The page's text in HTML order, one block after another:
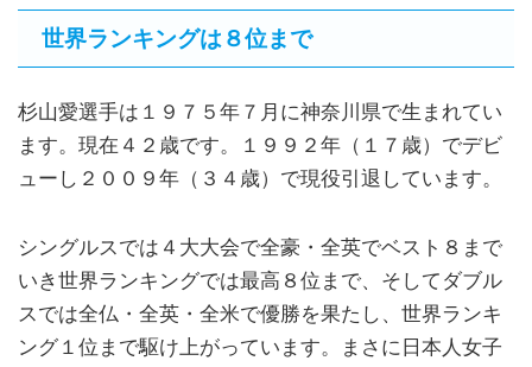
世界ランキングは８位まで
杉山愛選手は１９７５年７月に神奈川県で生まれてい
ます。現在４２歳です。１９９２年（１７歳）でデビ
ューし２００９年（３４歳）で現役引退しています。
シングルスでは４大大会で全豪・全英でベスト８まで
いき世界ランキングでは最高８位まで、そしてダブル
スでは全仏・全英・全米で優勝を果たし、世界ランキ
ング１位まで駆け上がっています。まさに日本人女子